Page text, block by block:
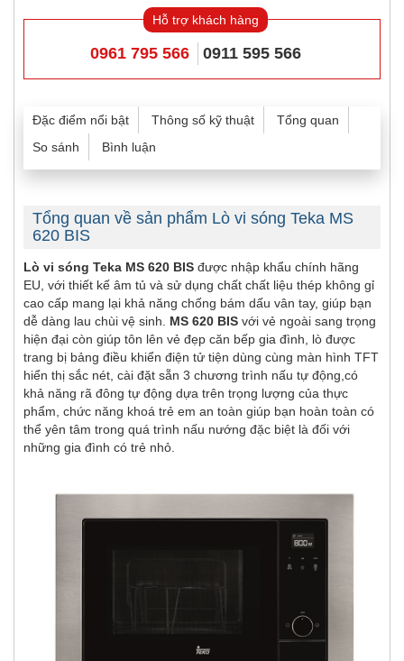
Hỗ trợ khách hàng
0961 795 566 0911 595 566
Đặc điểm nổi bật Thông số kỹ thuật
Tổng quan
So sánh
Bình luận
Tổng quan về sản phẩm Lò vi sóng Teka MS
620 BIS
Lò vi sóng Teka MS 620 BIS được nhập khẩu chính hãng
EU, với thiết kế âm tủ và sử dụng chất chất liệu thép không gỉ
cao cấp mang lại khả năng chống bám dấu vân tay, giúp bạn
dễ dàng lau chùi vệ sinh. MS 620 BIS với vẻ ngoài sang trọng
hiện đại còn giúp tôn lên vẻ đẹp căn bếp gia đình, lò được
trang bị bảng điều khiển điện tử tiện dùng cùng màn hình TFT
hiển thị sắc nét, cài đặt sẵn 3 chương trình nấu tự động,có
khả năng rã đông tự động dựa trên trọng lượng của thực
phẩm, chức năng khoá trẻ em an toàn giúp bạn hoàn toàn có
thể yên tâm trong quá trình nấu nướng đặc biệt là đối với
những gia đình có trẻ nhỏ.